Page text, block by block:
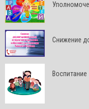
Снижение
Воспитание